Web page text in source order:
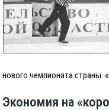
нового чемпионата страны.
Экономия на